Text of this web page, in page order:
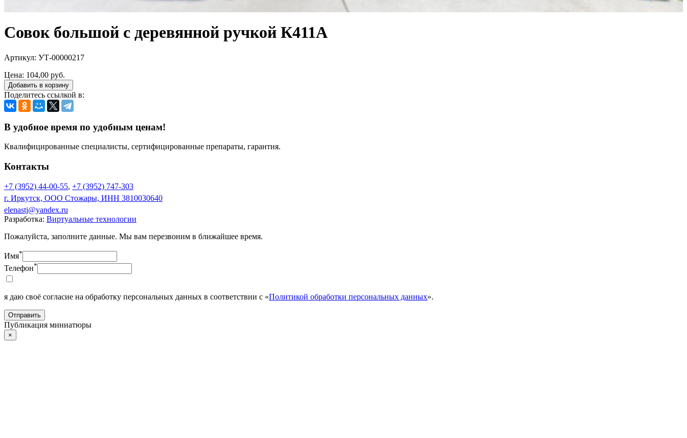
Совок большой с деревянной ручкой К411А
Артикул: УТ-00000217
Цена: 104,00 руб.
Добавить в корзину
Поделитесь ссылкой в:
В удобное время по удобным ценам!
Квалифицированные специалисты, сертифицированные препараты, гарантия.
Контакты
+7 (3952) 44-00-55, +7 (3952) 747-303
г. Иркутск, ООО Стожары, ИНН 3810030640
elenastj@yandex.ru
Разработка: Виртуальные технологии
Пожалуйста, заполните данные. Мы вам перезвоним в ближайшее время.
Имя*
Телефон*
я даю своё согласие на обработку персональных данных в соответствии с «Политикой обработки персональных данных».
Отправить
Публикация миниатюры
×